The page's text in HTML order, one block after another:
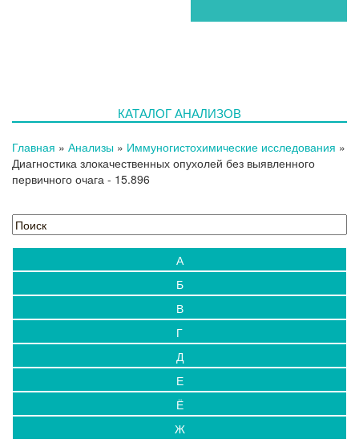
КАТАЛОГ АНАЛИЗОВ
Главная » Анализы » Иммуногистохимические исследования »
Диагностика злокачественных опухолей без выявленного
первичного очага - 15.896
А
Б
В
Г
Д
Е
Ё
Ж